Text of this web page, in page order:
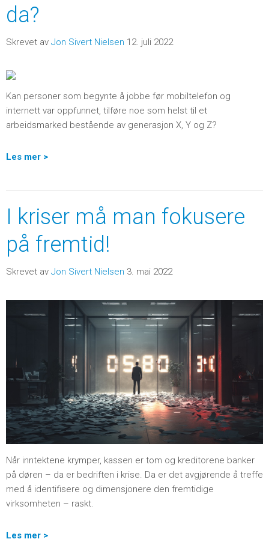
da?
Skrevet av Jon Sivert Nielsen 12. juli 2022
Kan personer som begynte å jobbe før mobiltelefon og
internett var oppfunnet, tilføre noe som helst til et
arbeidsmarked bestående av generasjon X, Y og Z?
Les mer >
I kriser må man fokusere
på fremtid!
Skrevet av Jon Sivert Nielsen 3. mai 2022
Når inntektene krymper, kassen er tom og kreditorene banker
på døren – da er bedriften i krise. Da er det avgjørende å treffe
med å identifisere og dimensjonere den fremtidige
virksomheten – raskt.
Les mer >